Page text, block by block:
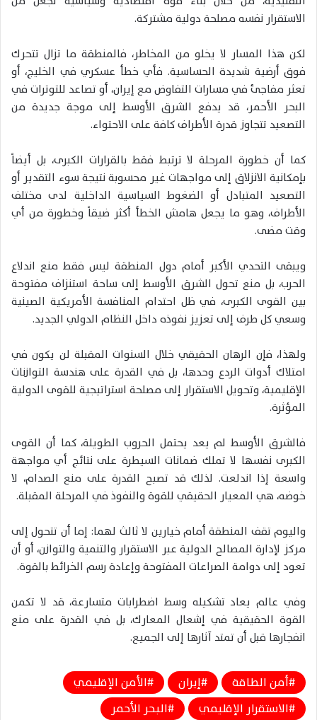
الاستقرار نفسه مصلحة دولية مشتركة.
لكن هذا المسار لا يخلو من المخاطر، فالمنطقة ما تزال تتحرك
فوق أرضية شديدة الحساسية. فأي خطأ عسكري في الخليج، أو
تعثر مفاجئ في مسارات التفاوض مع إيران، أو تصاعد للتوترات في
البحر الأحمر، قد يدفع الشرق الأوسط إلى موجة جديدة من
التصعيد تتجاوز قدرة الأطراف كافة على الاحتواء.
كما أن خطورة المرحلة لا ترتبط فقط بالقرارات الكبرى، بل أيضاً
بإمكانية الانزلاق إلى مواجهات غير محسوبة نتيجة سوء التقدير أو
التصعيد المتبادل أو الضغوط السياسية الداخلية لدى مختلف
الأطراف، وهو ما يجعل هامش الخطأ أكثر ضيقاً وخطورة من أي
وقت مضى.
ويبقى التحدي الأكبر أمام دول المنطقة ليس فقط منع اندلاع
الحرب، بل منع تحول الشرق الأوسط إلى ساحة استنزاف مفتوحة
بين القوى الكبرى، في ظل احتدام المنافسة الأمريكية الصينية
وسعي كل طرف إلى تعزيز نفوذه داخل النظام الدولي الجديد.
ولهذا، فإن الرهان الحقيقي خلال السنوات المقبلة لن يكون في
امتلاك أدوات الردع وحدها، بل في القدرة على هندسة التوازنات
الإقليمية، وتحويل الاستقرار إلى مصلحة استراتيجية للقوى الدولية
المؤثرة.
فالشرق الأوسط لم يعد يحتمل الحروب الطويلة، كما أن القوى
الكبرى نفسها لا تملك ضمانات السيطرة على نتائج أي مواجهة
واسعة إذا اندلعت. لذلك قد تصبح القدرة على منع الصدام، لا
خوضه، هي المعيار الحقيقي للقوة والنفوذ في المرحلة المقبلة.
واليوم تقف المنطقة أمام خيارين لا ثالث لهما: إما أن تتحول إلى
مركز لإدارة المصالح الدولية عبر الاستقرار والتنمية والتوازن، أو أن
تعود إلى دوامة الصراعات المفتوحة وإعادة رسم الخرائط بالقوة.
وفي عالم يعاد تشكيله وسط اضطرابات متسارعة، قد لا تكمن
القوة الحقيقية في إشعال المعارك، بل في القدرة على منع
انفجارها قبل أن تمتد آثارها إلى الجميع.
أمن الطاقة إيران
الأمن الإقليمي
الاستقرار الإقليمي
البحر الأحمر